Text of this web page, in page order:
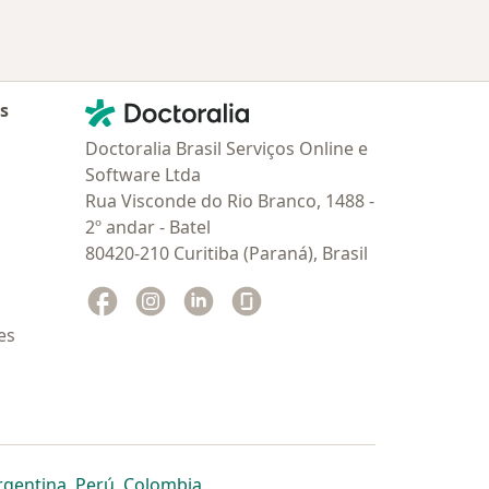
Contato
Doctoralia - Homepage
Doctoralia Brasil Serviços Online e
Software Ltda
Rua Visconde do Rio Branco, 1488 -
2º andar - Batel
80420-210 Curitiba (Paraná), Brasil
Facebook
abre num novo separador
Instagram
abre num novo separador
Linkedin
abre num novo separador
separador
num novo separador
abre num novo separador
abre num novo separador
abre num novo separador